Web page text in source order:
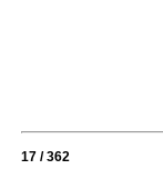
17 / 362